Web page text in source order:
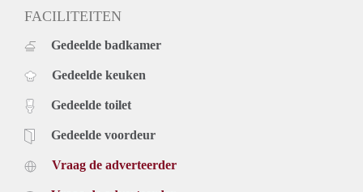
FACILITEITEN
Gedeelde badkamer
Gedeelde keuken
Gedeelde toilet
Gedeelde voordeur
Vraag de adverteerder